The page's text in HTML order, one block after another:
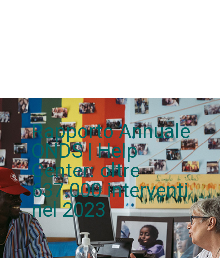
Rapporto Annuale
ONDS | Help
Center: oltre
637.000 interventi
nel 2023